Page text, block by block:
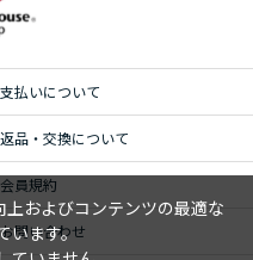
支払いについて
返品・交換について
会員規約
お問い合わせ
およびコンテンツの最適な
います。